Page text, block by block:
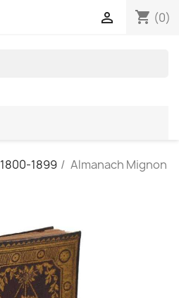
shopping_cart (0)

1800-1899
Almanach Mignon